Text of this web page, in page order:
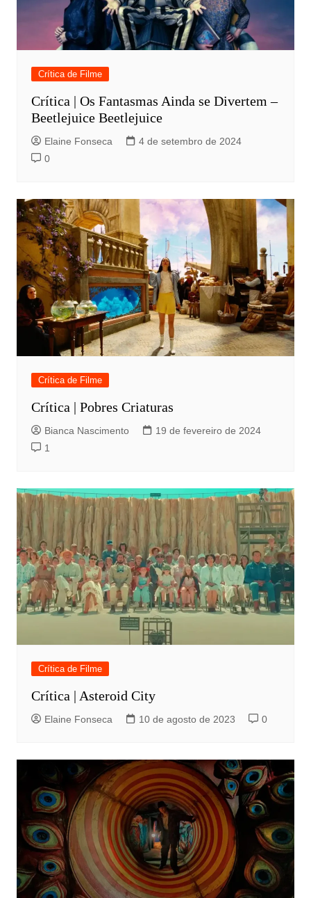
Crítica de Filme
Crítica | Os Fantasmas Ainda se Divertem –
Beetlejuice Beetlejuice
Elaine Fonseca
4 de setembro de 2024
0
Crítica de Filme
Crítica | Pobres Criaturas
Bianca Nascimento
19 de fevereiro de 2024
1
Crítica de Filme
Crítica | Asteroid City
Elaine Fonseca 10 de agosto de 2023 0